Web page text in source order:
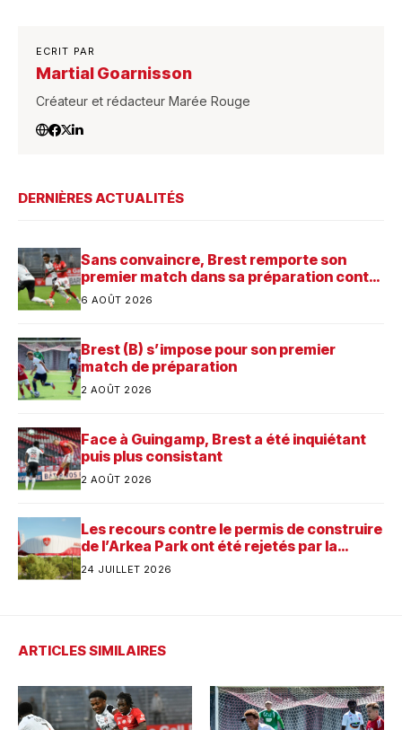
ECRIT PAR
Martial Goarnisson
Créateur et rédacteur Marée Rouge
DERNIÈRES ACTUALITÉS
Sans convaincre, Brest remporte son
premier match dans sa préparation contre
Saint-Brieuc
6 AOÛT 2026
Brest (B) s’impose pour son premier
match de préparation
2 AOÛT 2026
Face à Guingamp, Brest a été inquiétant
puis plus consistant
2 AOÛT 2026
Les recours contre le permis de construire
de l’Arkea Park ont été rejetés par la
justice. Quelle est désormais la prochaine
24 JUILLET 2026
ARTICLES SIMILAIRES